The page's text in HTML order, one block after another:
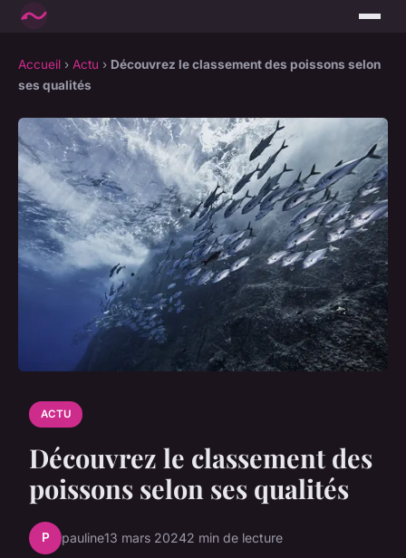
Accueil › Actu › Découvrez le classement des poissons selon
ses qualités
ACTU
Découvrez le classement des
poissons selon ses qualités
P pauline13 mars 20242 min de lecture